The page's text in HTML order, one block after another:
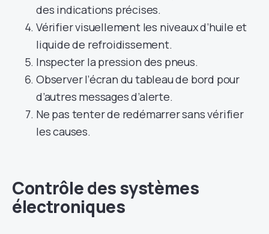
des indications précises.
Vérifier visuellement les niveaux d’huile et
liquide de refroidissement.
Inspecter la pression des pneus.
Observer l’écran du tableau de bord pour
d’autres messages d’alerte.
Ne pas tenter de redémarrer sans vérifier
les causes.
Contrôle des systèmes
électroniques